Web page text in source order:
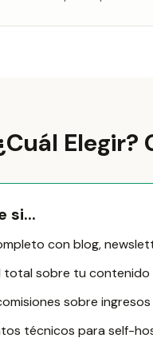
Elegir?
si...
con blog,
total sobre tu contenido
sobre
técnicos para self-